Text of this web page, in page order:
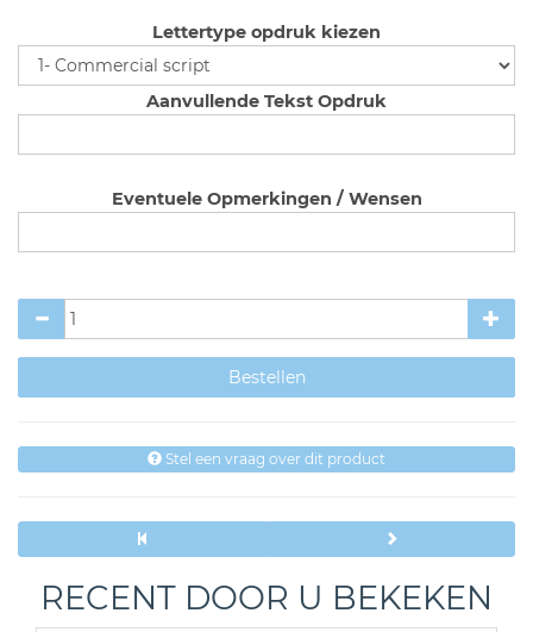
Lettertype opdruk kiezen
Aanvullende Tekst Opdruk
Eventuele Opmerkingen / Wensen
Stel een vraag over dit product
RECENT DOOR U BEKEKEN